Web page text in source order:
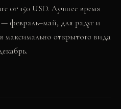
от 150 USD. Лучшее время
февраль–май, для радуг и
максимально открытого вида